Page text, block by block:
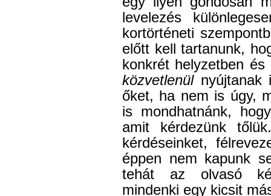
levelezés
kortörténeti
előtt kell tartanunk,
konkrét helyzetben
közvetlenülnyújtanak
őket, ha nem is úgy,
is mondhatnánk,
amit kérdezünk
kérdéseinket,
éppen nem kapunk
tehát az olvasó
mindenki egy kicsit